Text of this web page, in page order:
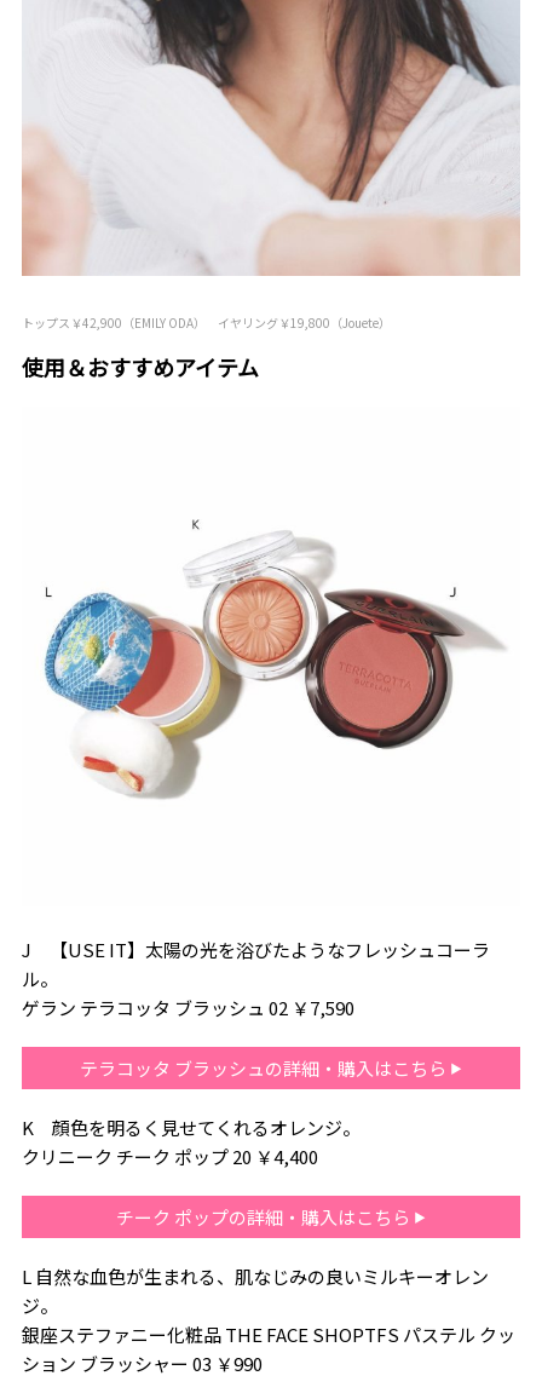
トップス￥42,900（EMILY ODA） イヤリング￥19,800（Jouete）
使用＆おすすめアイテム
J 【USE IT】太陽の光を浴びたようなフレッシュコーラ
ル。
ゲラン テラコッタ ブラッシュ 02 ￥7,590
テラコッタ ブラッシュの詳細・購入はこちら
K 顔色を明るく見せてくれるオレンジ。
クリニーク チーク ポップ 20 ￥4,400
チーク ポップの詳細・購入はこちら
L 自然な血色が生まれる、肌なじみの良いミルキーオレン
ジ。
銀座ステファニー化粧品 THE FACE SHOPTFS パステル クッ
ション ブラッシャー 03 ￥990